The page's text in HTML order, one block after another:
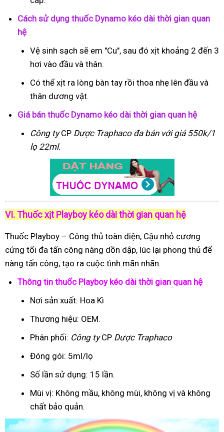
Cách sử dụng thuốc Dynamo kéo dài thời gian quan
hệ
Vệ sinh sạch sẽ em "Cu", sau đó xịt khoảng 2 đến 3
hơi vào đầu và thân.
Có thể xịt ra lòng bàn tay rồi thoa nhẹ lên đầu và
thân dương vật.
Giá bán thuốc Dynamo kéo dài thời gian quan hệ
Công tyCP Dược Traphacođa bán với giá 550k/1
lọ 22ml.
VI. Thuốc xịt Playboy kéo dài thời gian quan hệ
Thuốc Playboy – Công thủ toàn diện, Cậu nhỏ cương
cứng tối đa tấn công nàng dồn dập, lúc lại phong thủ để
nàng tấn công, tạo ra cuộc tình mãn nhãn.
Thông tin thuốc Playboy kéo dài thời gian quan hệ
Nơi sản xuất: Hoa Kì
Thương hiệu: OEM.
Phân phối: Công tyCP Dược Traphaco
Đóng gói: 5ml/lọ
Số lần sử dụng: 15 lần.
Mùi vị: Không mầu, không mùi, không vị và không
chất bảo quản.